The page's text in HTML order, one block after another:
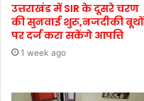
उत्तराखंड में SIR के दूसरे चरण
की सुनवाई शुरू,नजदीकी बूथों
पर दर्ज करा सकेंगे आपत्ति
1 week ago